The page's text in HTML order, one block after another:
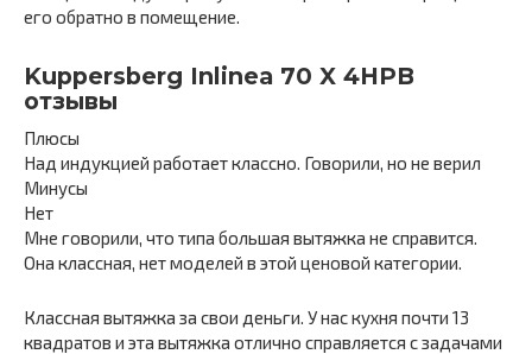
его обратно в помещение.
Kuppersberg Inlinea 70 X 4HPB
отзывы
Плюсы
Над индукцией работает классно. Говорили, но не верил
Минусы
Нет
Мне говорили, что типа большая вытяжка не справится.
Она классная, нет моделей в этой ценовой категории.
Классная вытяжка за свои деньги. У нас кухня почти 13
квадратов и эта вытяжка отлично справляется с задачами